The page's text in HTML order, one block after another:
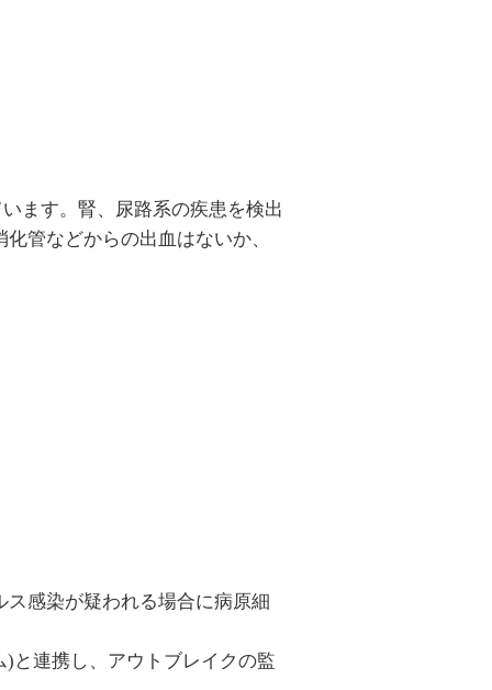
ます。腎、尿路系の疾患を検出
管などからの出血はないか、
感染が疑われる場合に病原細
と連携し、アウトブレイクの監